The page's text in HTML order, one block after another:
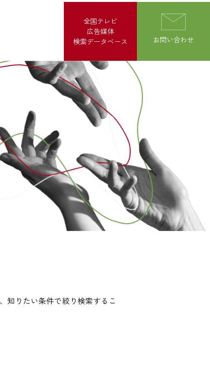
全国テレビ
広告媒体
検索データベース
お問い合わせ
知りたい条件で絞り検索するこ